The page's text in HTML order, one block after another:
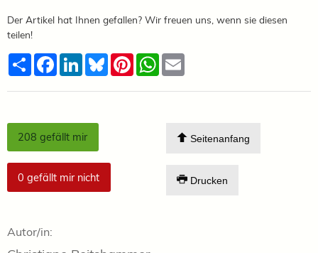
Der Artikel hat Ihnen gefallen? Wir freuen uns, wenn sie diesen
teilen!
TeilenFacebook
LinkedInBlueskyPinterestWhatsApp
208 gefällt mir
0 gefällt mir nicht
Seitenanfang
Drucken
Autor/in: